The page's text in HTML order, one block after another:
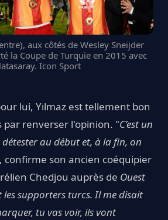
aux côtés de Wesley Sneijder
la Coupe de Turquie en 2015 avec
Icon Sport
lui, Yılmaz est tellement bon
renverser l'opinion. "C’est un
au début et, à la fin, on
confirme son ancien coéquipier
Chedjou auprès de Ouest
supporters turcs. Il me disait
tu vas voir, ils vont